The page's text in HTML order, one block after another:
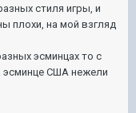
стиля игры, и
плохи, на мой взгляд
эсминцах то с
эсминце США нежели